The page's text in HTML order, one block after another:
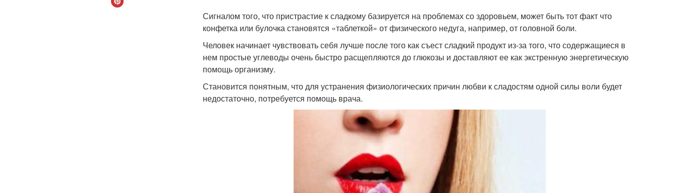
Сигналом того, что пристрастие к сладкому базируется на проблемах со здоровьем, может быть тот факт что
конфетка или булочка становятся «таблеткой» от физического недуга, например, от головной боли.
Человек начинает чувствовать себя лучше после того как съест сладкий продукт из-за того, что содержащиеся в
нем простые углеводы очень быстро расщепляются до глюкозы и доставляют ее как экстренную энергетическую
помощь организму.
Становится понятным, что для устранения физиологических причин любви к сладостям одной силы воли будет
недостаточно, потребуется помощь врача.